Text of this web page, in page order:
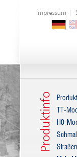
Impressum
Produktinfo
TT-
H0-